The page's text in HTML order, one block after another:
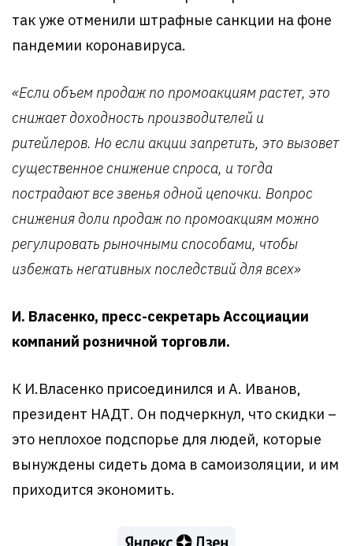
так уже отменили штрафные санкции на фоне
пандемии коронавируса.
«Если объем продаж по промоакциям растет, это
снижает доходность производителей и
ритейлеров. Но если акции запретить, это вызовет
существенное снижение спроса, и тогда
пострадают все звенья одной цепочки. Вопрос
снижения доли продаж по промоакциям можно
регулировать рыночными способами, чтобы
избежать негативных последствий для всех»
И. Власенко, пресс-секретарь Ассоциации
компаний розничной торговли.
К И.Власенко присоединился и А. Иванов,
президент НАДТ. Он подчеркнул, что скидки –
это неплохое подспорье для людей, которые
вынуждены сидеть дома в самоизоляции, и им
приходится экономить.